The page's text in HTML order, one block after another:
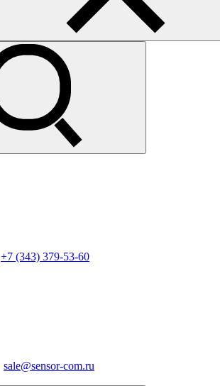
+7 (343) 379-53-60
sale@sensor-com.ru